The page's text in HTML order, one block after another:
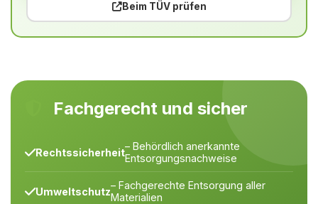
Beim TÜV prüfen
Fachgerecht und sicher
Rechtssicherheit– Behördlich anerkannte
Entsorgungsnachweise
Umweltschutz– Fachgerechte Entsorgung aller
Materialien